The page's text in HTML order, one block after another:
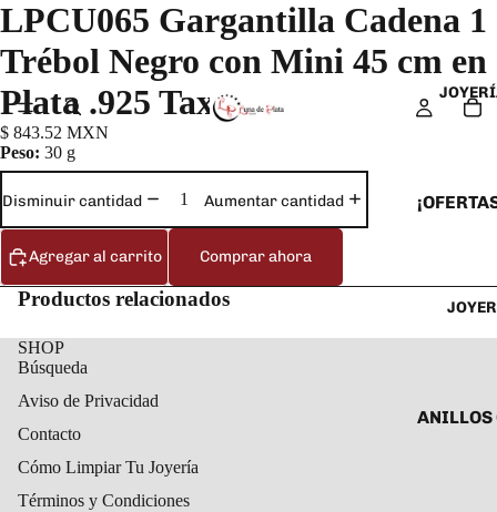
ANILLOS
LPCU065 Gargantilla Cadena 1
Trébol Negro con Mini 45 cm en
Plata .925 Taxco
$ 843.52 MXN
Peso: 30 g
Disminuir cantidad Aumentar cantidad
Agregar al carrito Comprar ahora
Productos relacionados
SHOP
Búsqueda
Aviso de Privacidad
Contacto
Cómo Limpiar Tu Joyería
Términos y Condiciones